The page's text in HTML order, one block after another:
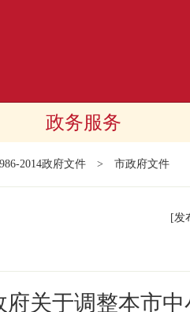
政务服务
2014政府文件 > 市政府文件
[发
府关于调整本市